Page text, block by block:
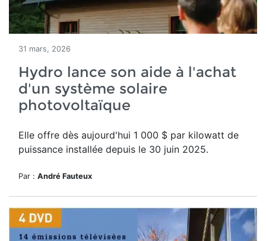
31 mars, 2026
Hydro lance son aide à l'achat
d'un système solaire
photovoltaïque
Elle offre dès aujourd'hui 1 000 $ par kilowatt de
puissance installée depuis le 30 juin 2025.
Par : André Fauteux